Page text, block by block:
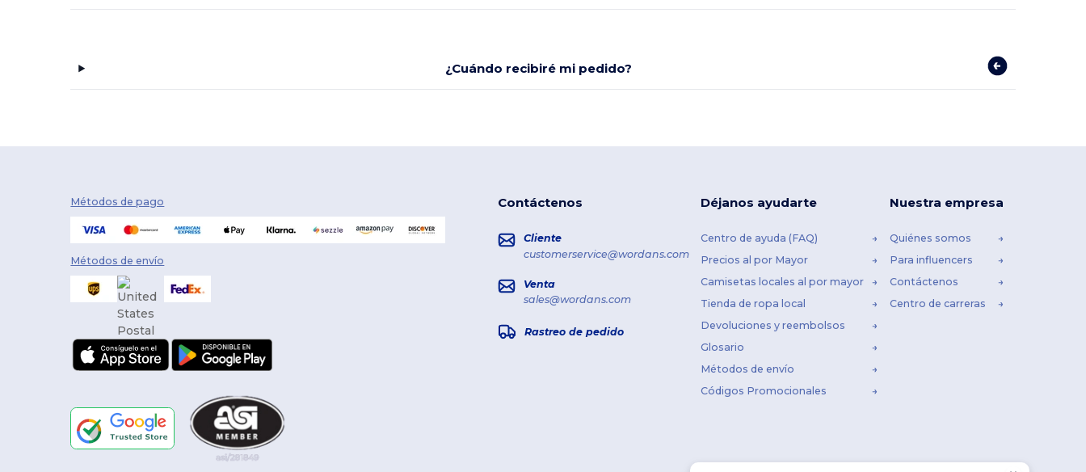
¿Cuándo recibiré mi pedido?
Métodos de pago
Métodos de envío
Contáctenos
Cliente
customerservice@wordans.com
Venta
sales@wordans.com
Rastreo de pedido
Déjanos ayudarte
Centro de ayuda (FAQ)
Precios al por Mayor
Camisetas locales al por mayor
Tienda de ropa local
Devoluciones y reembolsos
Glosario
Métodos de envío
Códigos Promocionales
Nuestra empresa
Quiénes somos
Para influencers
Contáctenos
Centro de carreras